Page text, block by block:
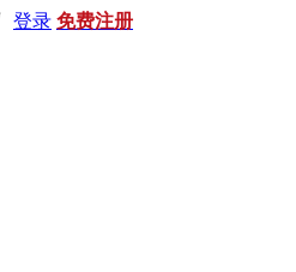
登录 免费注册